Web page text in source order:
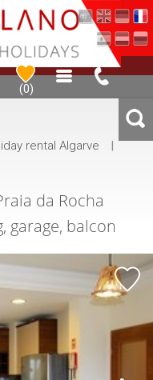
(0)
rental Algarve
|
da Rocha
garage, balcon